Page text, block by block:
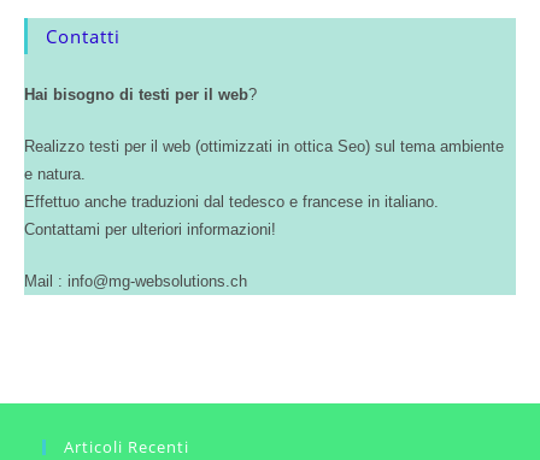
Contatti
Hai bisogno di testi per il web?
Realizzo testi per il web (ottimizzati in ottica Seo) sul tema ambiente
e natura.
Effettuo anche traduzioni dal tedesco e francese in italiano.
Contattami per ulteriori informazioni!
Mail : info@mg-websolutions.ch
Articoli Recenti